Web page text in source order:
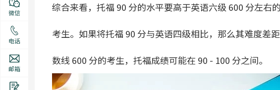
综合来看，托福 90 分的水平要高于英语六级 600 分左右
考生。如果将托福 90 分与英语四级相比，那么其难度差
数线 600 分的考生，托福成绩可能在 90 - 100 分之间。
微信
电话
邮箱